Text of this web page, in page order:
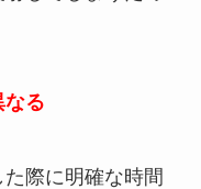
なる
際に明確な時間